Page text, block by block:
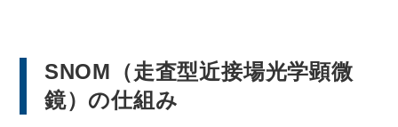
SNOM（走査型近接場光学顕微
鏡）の仕組み